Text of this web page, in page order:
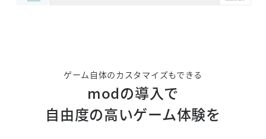
ゲーム自体のカスタマイズもできる
modの導入で
自由度の高いゲーム体験を